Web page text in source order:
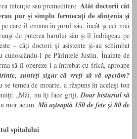
intenţie sau premeditare. Atât doctorii cât
pur şi simplu fermecaţi de sfinţenia şi
care îl emana în jurul său, încât şi cei mai
de puterea harului său şi îl îndrăgeau pe
– câţi doctori şi asistente şi-au schimbat
l pe Părintele Justin. Înainte de
să îl opereze l-a întrebat cu frică, aproape
sunteţi sigur că vreţi să vă operăm?
se temea de moarte, a răspuns în acelaşi ton
„Măi, nu îţi face griji.Doar bisturiul să
mor acum.Mă aşteaptă 150 de fete şi 80 de
spitalului